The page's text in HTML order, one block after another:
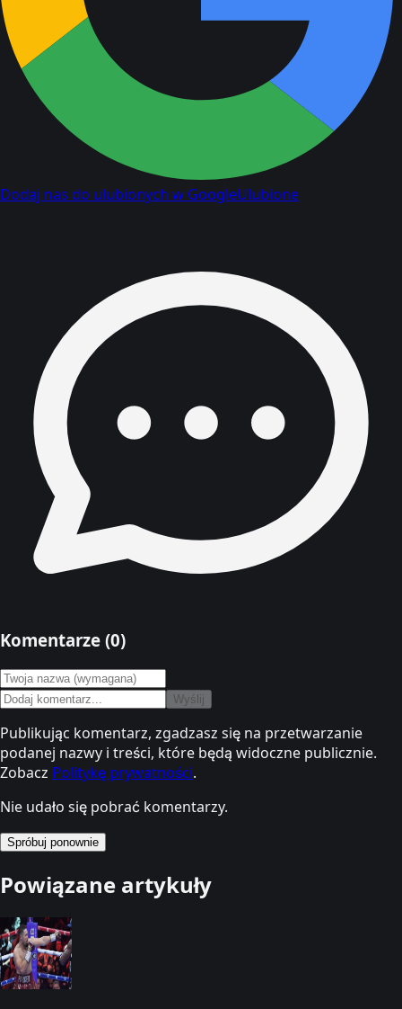
Dodaj nas do ulubionych w GoogleUlubione
Komentarze (0)
Wyślij
Publikując komentarz, zgadzasz się na przetwarzanie
podanej nazwy i treści, które będą widoczne publicznie.
Zobacz Politykę prywatności.
Nie udało się pobrać komentarzy.
Spróbuj ponownie
Powiązane artykuły